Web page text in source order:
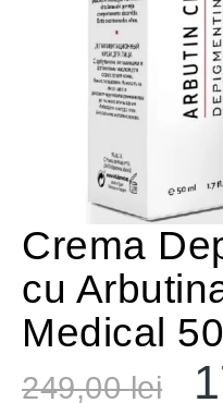
Crema
cu
Medical
249,00lei